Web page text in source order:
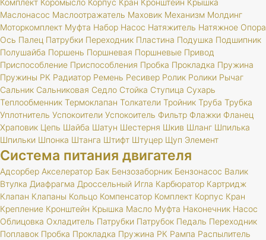
Комплект Коромысло Корпус Кран Кронштейн Крышка
Маслонасос Маслоотражатель Маховик Механизм Молдинг
Моторкомплект Муфта Набор Насос Натяжитель Натяжное Опора
Ось Палец Патрубки Переходник Пластина Подушка Подшипник
Полушайба Поршень Поршневая Поршневые Привод
Приспособление Приспособления Пробка Прокладка Пружина
Пружины РК Радиатор Ремень Ресивер Ролик Ролики Рычаг
Сальник Сальниковая Седло Стойка Ступица Сухарь
Теплообменник Термоклапан Толкатели Тройник Труба Трубка
Уплотнитель Успокоители Успокоитель Фильтр Флажки Фланец
Храповик Цепь Шайба Шатун Шестерня Шкив Шланг Шпилька
Шпильки Шпонка Штанга Штифт Штуцер Щуп Элемент
Система питания двигателя
Адсорбер Акселератор Бак Бензозаборник Бензонасос Валик
Втулка Диафрагма Дроссельный Игла Карбюратор Картридж
Клапан Клапаны Кольцо Компенсатор Комплект Корпус Кран
Крепление Кронштейн Крышка Масло Муфта Наконечник Насос
Облицовка Охладитель Патрубки Патрубок Педаль Переходник
Поплавок Пробка Прокладка Пружина РК Рампа Распылитель